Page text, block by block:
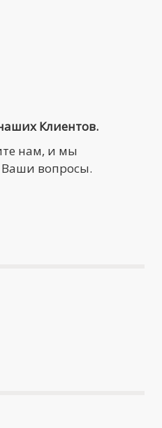
Клиентов.
нам, и мы
вопросы.